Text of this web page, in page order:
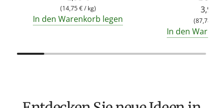
(14,75 €/ kg)
In den Warenkorb legen
3,95 €
(87,78 €
In den